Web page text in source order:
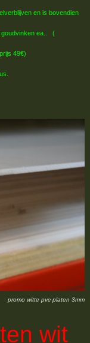
en is bovendien
goudvinken ea.. (
49€)
promo witte pvc platen 3mm
wit